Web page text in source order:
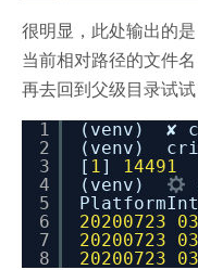
很明显，此处输出的是
当前相对路径的文件名
再去回到父级目录试试
1
2
3
4
5
6
7
8
(venv) ✘
(venv)
[ 1 ]
14491
(venv)
20200723
03
20200723
03
20200723
03